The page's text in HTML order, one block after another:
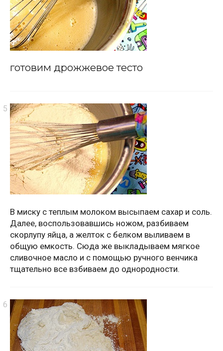
готовим дрожжевое тесто
В миску с теплым молоком высыпаем сахар и соль.
Далее, воспользовавшись ножом, разбиваем
скорлупу яйца, а желток с белком выливаем в
общую емкость. Сюда же выкладываем мягкое
сливочное масло и с помощью ручного венчика
тщательно все взбиваем до однородности.